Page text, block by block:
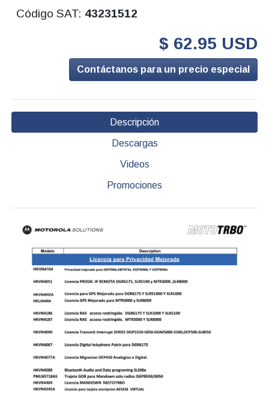
Código SAT: 43231512
$ 62.95 USD
Contáctanos para un precio especial
Descripción
Descargas
Videos
Promociones